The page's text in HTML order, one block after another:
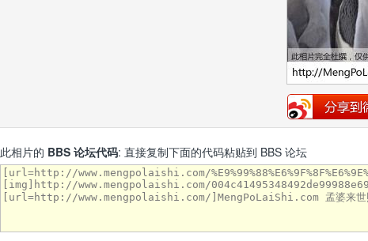
此相片的 BBS 论坛代码: 直接复制下面的代码粘贴到 BBS 论坛